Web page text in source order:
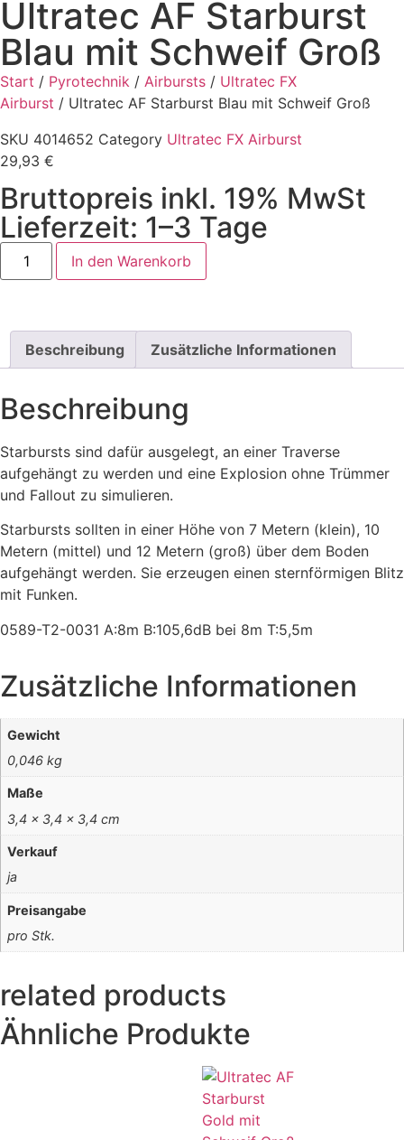
Ultratec AF Starburst
Blau mit Schweif Groß
Start / Pyrotechnik / Airbursts / Ultratec FX
Airburst / Ultratec AF Starburst Blau mit Schweif Groß
SKU 4014652 Category Ultratec FX Airburst
29,93 €
Bruttopreis inkl. 19% MwSt
Lieferzeit: 1–3 Tage
In den Warenkorb
Beschreibung Zusätzliche Informationen
Beschreibung
Starbursts sind dafür ausgelegt, an einer Traverse
aufgehängt zu werden und eine Explosion ohne Trümmer
und Fallout zu simulieren.
Starbursts sollten in einer Höhe von 7 Metern (klein), 10
Metern (mittel) und 12 Metern (groß) über dem Boden
aufgehängt werden. Sie erzeugen einen sternförmigen Blitz
mit Funken.
0589-T2-0031 A:8m B:105,6dB bei 8m T:5,5m
Zusätzliche Informationen
Gewicht
0,046 kg
Maße
3,4 × 3,4 × 3,4 cm
Verkauf
ja
Preisangabe
pro Stk.
related products
Ähnliche Produkte